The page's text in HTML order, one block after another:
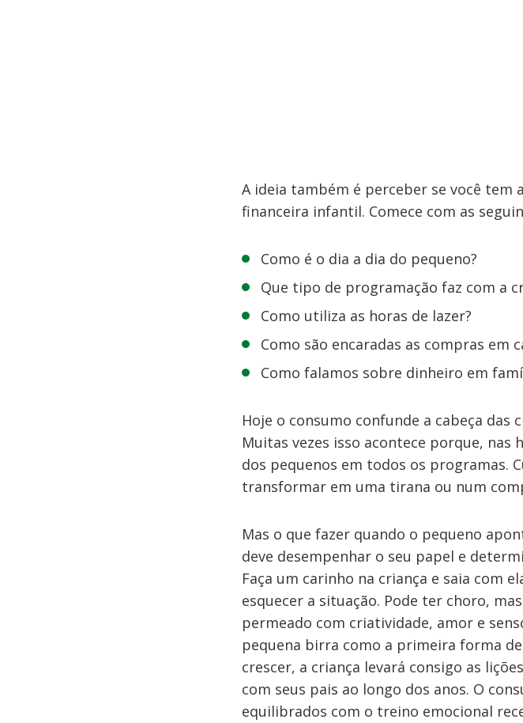
A ideia também é perceber se você tem
financeira infantil. Comece com as
Como é o dia a dia do pequeno?
Que tipo de programação faz com a
Como utiliza as horas de lazer?
Como são encaradas as compras em
Como falamos sobre dinheiro em
Hoje o consumo confunde a cabeça
Muitas vezes isso acontece porque, nas
dos pequenos em todos os programas.
transformar em uma tirana ou num
Mas o que fazer quando o pequeno
deve desempenhar o seu papel e
Faça um carinho na criança e saia com
esquecer a situação. Pode ter choro,
permeado com criatividade, amor e
pequena birra como a primeira forma
crescer, a criança levará consigo as
com seus pais ao longo dos anos. O
equilibrados com o treino emocional